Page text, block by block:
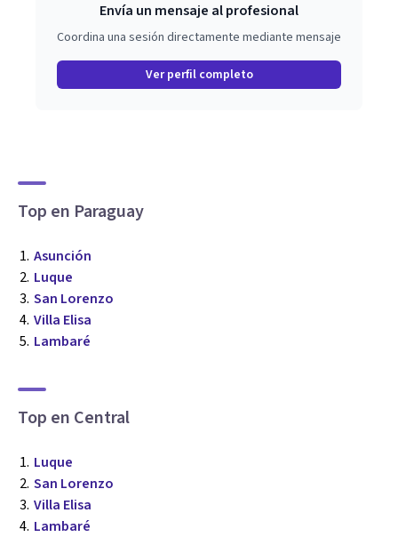
Envía un mensaje al profesional
Coordina una sesión directamente mediante mensaje
Ver perfil completo
Top en Paraguay
Asunción
Luque
San Lorenzo
Villa Elisa
Lambaré
Top en Central
Luque
San Lorenzo
Villa Elisa
Lambaré